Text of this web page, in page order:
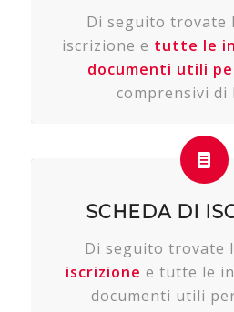
Di seguito trovate
iscrizione e tutte le
documenti utili
comprensivi di
SCHEDA DI
Di seguito trovate
iscrizione e tutte le
documenti utili